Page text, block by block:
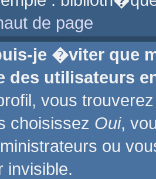
de page
je �viter que
des utilisateurs
vous
choisissez Oui,
ou
invisible.